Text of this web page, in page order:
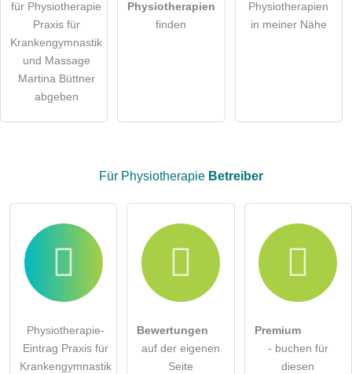
Hinweis:Bitte beachten Sie, öffentliche Fragen sindfür alle
Klicken Sie hier um eine
Physiotherapie-Eintrag zu stellen
für Physiotherapie
Praxis für
Krankengymnastik
und Massage
Martina Büttner
abgeben
Physiotherapien
finden
Physiotherapien
in meiner Nähe
Für Physiotherapie Betreiber
Physiotherapie-
Eintrag Praxis für
Krankengymnastik
Bewertungen
auf der eigenen
Seite
Premium
- buchen für
diesen